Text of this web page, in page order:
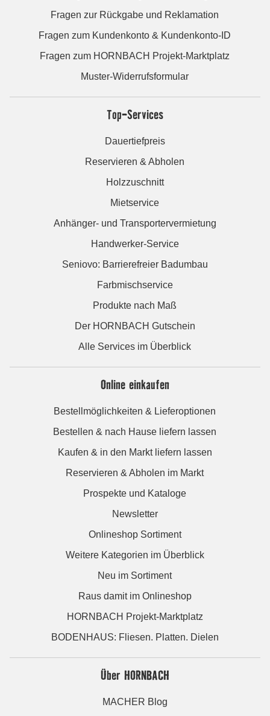
Fragen zur Rückgabe und Reklamation
Fragen zum Kundenkonto & Kundenkonto-ID
Fragen zum HORNBACH Projekt-Marktplatz
Muster-Widerrufsformular
Top-Services
Dauertiefpreis
Reservieren & Abholen
Holzzuschnitt
Mietservice
Anhänger- und Transportervermietung
Handwerker-Service
Seniovo: Barrierefreier Badumbau
Farbmischservice
Produkte nach Maß
Der HORNBACH Gutschein
Alle Services im Überblick
Online einkaufen
Bestellmöglichkeiten & Lieferoptionen
Bestellen & nach Hause liefern lassen
Kaufen & in den Markt liefern lassen
Reservieren & Abholen im Markt
Prospekte und Kataloge
Newsletter
Onlineshop Sortiment
Weitere Kategorien im Überblick
Neu im Sortiment
Raus damit im Onlineshop
HORNBACH Projekt-Marktplatz
BODENHAUS: Fliesen. Platten. Dielen
Über HORNBACH
MACHER Blog